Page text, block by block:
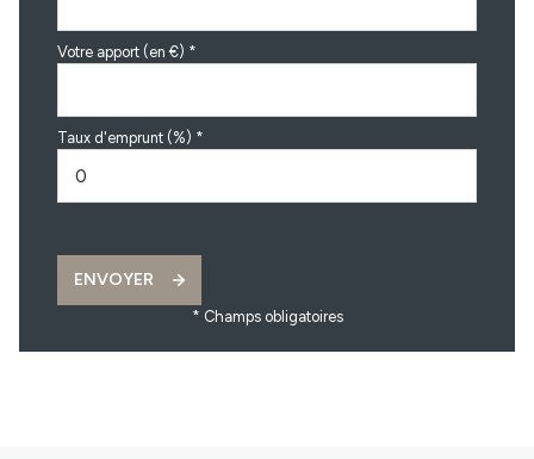
Votre apport (en €) *
Taux d'emprunt (%) *
ENVOYER
* Champs obligatoires